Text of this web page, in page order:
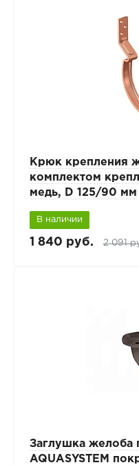
Крюк крепления
комплектом
медь, D 125/90 мм
В наличии
1 840 руб. 2 091
Заглушка желоба
AQUASYSTEM